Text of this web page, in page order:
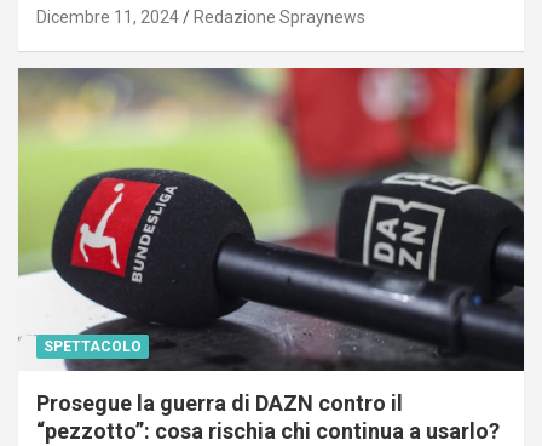
Dicembre 11, 2024 Redazione Spraynews
SPETTACOLO
Prosegue la guerra di DAZN contro il
“pezzotto”: cosa rischia chi continua a usarlo?